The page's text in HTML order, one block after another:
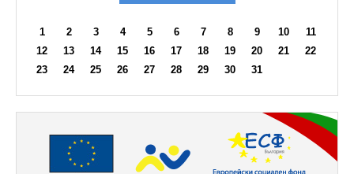
1 2 3 4 5 6 7 8 9 10
11
12
13 14 15 16 17 18 19 20 21
22
23
24 25 26 27 28 29 30 31